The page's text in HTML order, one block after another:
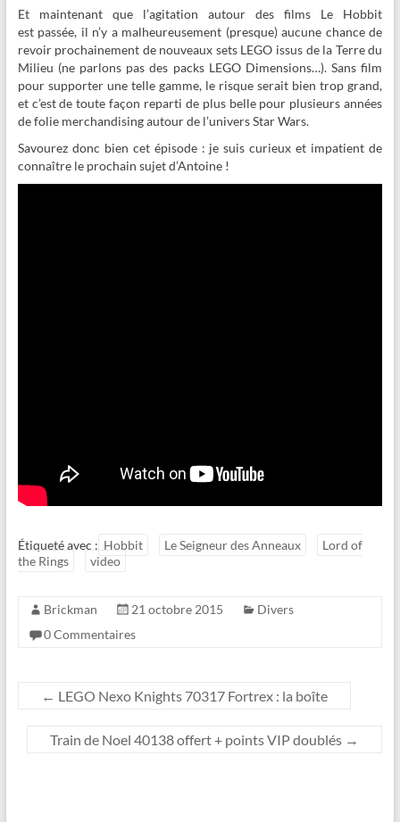
Et maintenant que l’agitation autour des films Le Hobbit
est passée, il n’y a malheureusement (presque) aucune chance de
revoir prochainement de nouveaux sets LEGO issus de la Terre du
Milieu (ne parlons pas des packs LEGO Dimensions…). Sans film
pour supporter une telle gamme, le risque serait bien trop grand,
et c’est de toute façon reparti de plus belle pour plusieurs années
de folie merchandising autour de l’univers Star Wars.
Savourez donc bien cet épisode : je suis curieux et impatient de
connaître le prochain sujet d’Antoine !
Étiqueté avec : Hobbit Le Seigneur des Anneaux
Lord of
the Rings
video
Brickman 21 octobre 2015
Divers
0 Commentaires
← LEGO Nexo Knights 70317 Fortrex : la boîte
Train de Noel 40138 offert + points VIP doublés →